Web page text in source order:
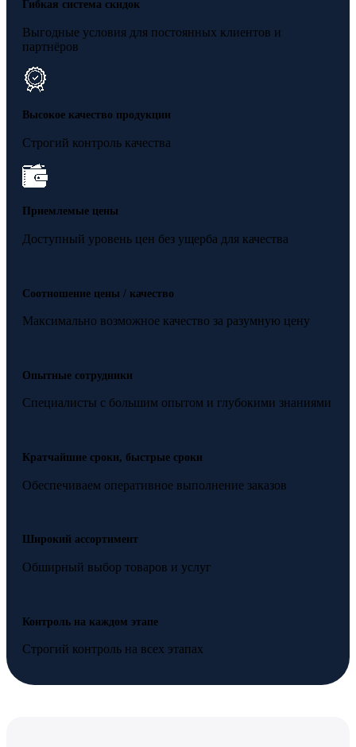
Гибкая система скидок
Выгодные условия для постоянных клиентов и
партнёров
Высокое качество продукции
Строгий контроль качества
Приемлемые цены
Доступный уровень цен без ущерба для качества
Соотношение цены / качество
Максимально возможное качество за разумную цену
Опытные сотрудники
Специалисты с большим опытом и глубокими знаниями
Кратчайшие сроки, быстрые сроки
Обеспечиваем оперативное выполнение заказов
Широкий ассортимент
Обширный выбор товаров и услуг
Контроль на каждом этапе
Строгий контроль на всех этапах